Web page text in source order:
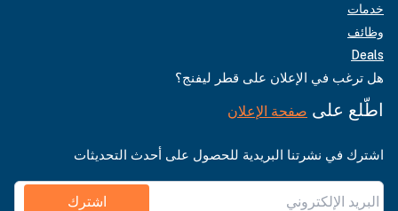
خدمات
وظائف
Deals
هل ترغب في الإعلان على قطر ليفنج؟
اطّلع على صفحة الإعلان
اشترك في نشرتنا البريدية للحصول على أحدث التحديثات
اشترك